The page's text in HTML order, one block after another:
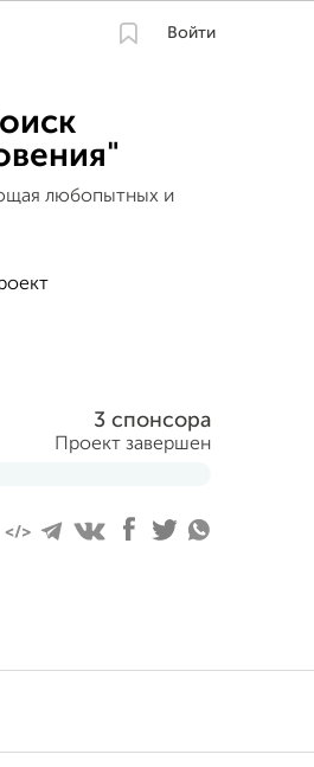
Войти
любопытных и
3 спонсора
Проект завершен